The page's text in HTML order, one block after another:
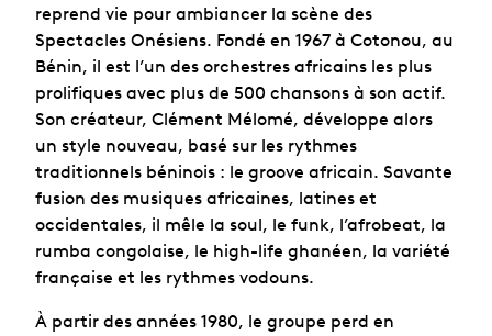
reprend vie pour ambiancer la scène des
Spectacles Onésiens. Fondé en 1967 à Cotonou, au
Bénin, il est l’un des orchestres africains les plus
prolifiques avec plus de 500 chansons à son actif.
Son créateur, Clément Mélomé, développe alors
un style nouveau, basé sur les rythmes
traditionnels béninois : le groove africain. Savante
fusion des musiques africaines, latines et
occidentales, il mêle la soul, le funk, l’afrobeat, la
rumba congolaise, le high-life ghanéen, la variété
française et les rythmes vodouns.
À partir des années 1980, le groupe perd en